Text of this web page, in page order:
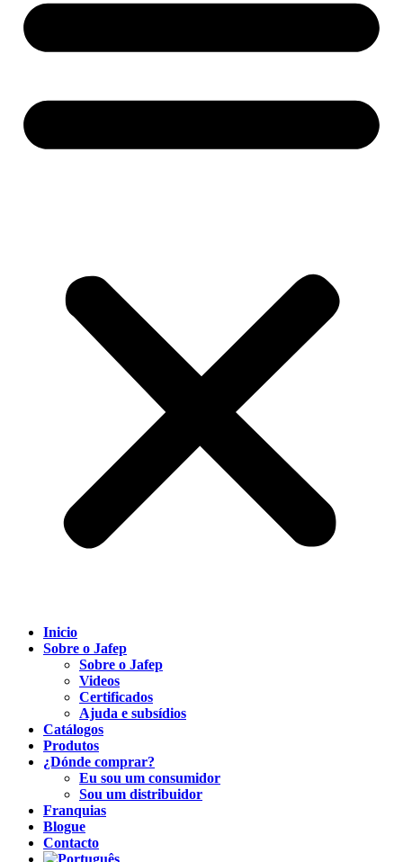
Inicio
Sobre o Jafep
Sobre o Jafep
Videos
Certificados
Ajuda e subsídios
Catálogos
Produtos
¿Dónde comprar?
Eu sou um consumidor
Sou um distribuidor
Franquias
Blogue
Contacto